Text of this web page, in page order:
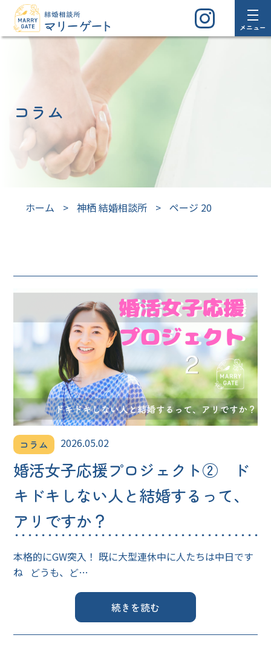
メニュー
コラム
ホーム > 神栖 結婚相談所 > ページ 20
コラム 2026.05.02
婚活女子応援プロジェクト② ド
キドキしない人と結婚するって、
アリですか？
本格的にGW突入！ 既に大型連休中に人たちは中日です
ね どうも、ど…
続きを読む